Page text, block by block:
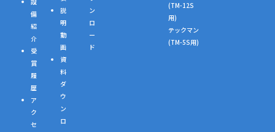
備
紹
介
受
賞
履
歴
ア
ク
セ
説
明
動
画
資
料
ダ
ウ
ン
ロ
ン
ロ
ー
ド
(TM-12S
用)
テックマン
(TM-5S用)